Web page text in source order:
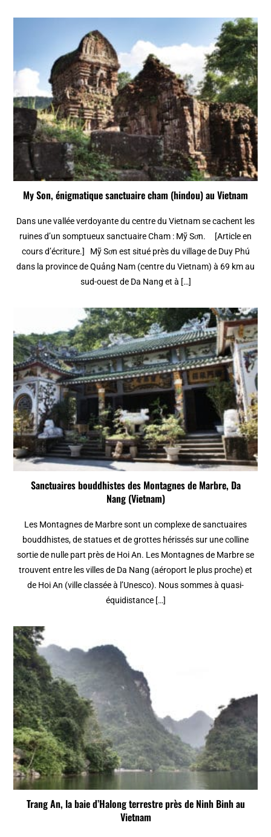
My Son, énigmatique sanctuaire cham (hindou) au Vietnam
Dans une vallée verdoyante du centre du Vietnam se cachent les
ruines d’un somptueux sanctuaire Cham : Mỹ Sơn. [Article en
cours d’écriture.] Mỹ Sơn est situé près du village de Duy Phú
dans la province de Quảng Nam (centre du Vietnam) à 69 km au
sud-ouest de Da Nang et à […]
Sanctuaires bouddhistes des Montagnes de Marbre, Da
Nang (Vietnam)
Les Montagnes de Marbre sont un complexe de sanctuaires
bouddhistes, de statues et de grottes hérissés sur une colline
sortie de nulle part près de Hoi An. Les Montagnes de Marbre se
trouvent entre les villes de Da Nang (aéroport le plus proche) et
de Hoi An (ville classée à l’Unesco). Nous sommes à quasi-
équidistance […]
Trang An, la baie d’Halong terrestre près de Ninh Binh au
Vietnam